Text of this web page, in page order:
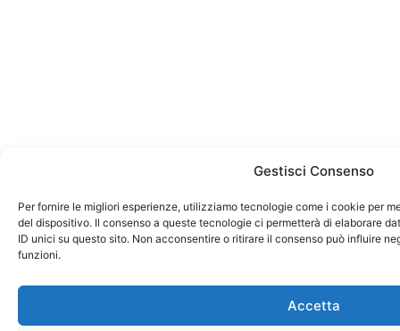
Gestisci Consenso
Per fornire le migliori esperienze, utilizziamo tecnologie come i cookie per
del dispositivo. Il consenso a queste tecnologie ci permetterà di elaborare
ID unici su questo sito. Non acconsentire o ritirare il consenso può influire
funzioni.
Accetta